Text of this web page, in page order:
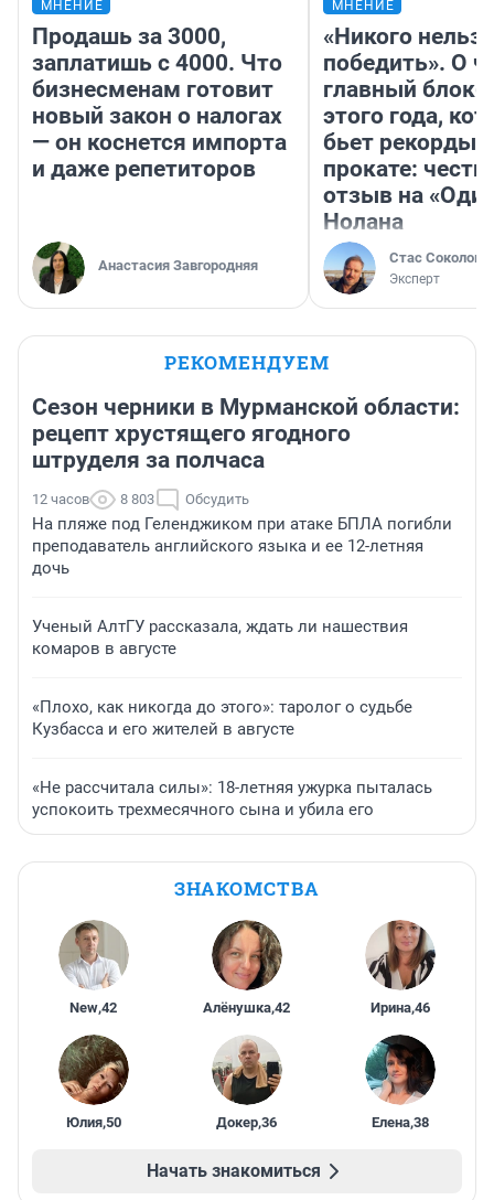
МНЕНИЕ
Продашь за 3000,
заплатишь с 4000. Что
бизнесменам готовит
новый закон о налогах
— он коснется импорта
и даже репетиторов
Анастасия Завгородняя
МНЕНИЕ
«Никого нельзя
победить». О
главный
этого года,
бьет рекорды в
прокате:
отзыв на
Нолана
Стас Соколов
Эксперт
РЕКОМЕНДУЕМ
Сезон черники в Мурманской области:
рецепт хрустящего ягодного
штруделя за полчаса
12 часов 8 803 Обсудить
На пляже под Геленджиком при атаке БПЛА погибли
преподаватель английского языка и ее 12-летняя
дочь
Ученый АлтГУ рассказала, ждать ли нашествия
комаров в августе
«Плохо, как никогда до этого»: таролог о судьбе
Кузбасса и его жителей в августе
«Не рассчитала силы»: 18-летняя ужурка пыталась
успокоить трехмесячного сына и убила его
ЗНАКОМСТВА
New,42 Алёнушка,42 Ирина,46
Юлия,50 Докер,36 Елена,38
Начать знакомиться